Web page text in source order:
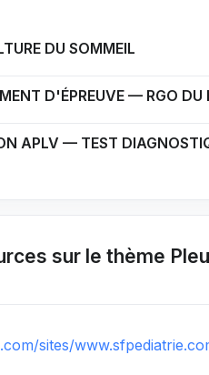
DU SOMMEIL
D'ÉPREUVE — RGO DU
APLV — TEST
sur le thème
sites/